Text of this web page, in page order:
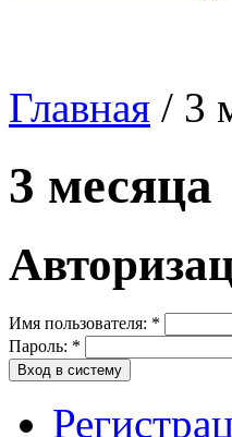
Главная / 3
3 месяца
Имя пользователя: *
Пароль: *